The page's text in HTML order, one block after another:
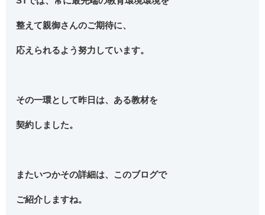
整えて親御さんのご期待に、
応えられるよう努力しています。
その一環として昨日は、ある教材を
契約しました。
またいつかその詳細は、このブログで
ご紹介しますね。